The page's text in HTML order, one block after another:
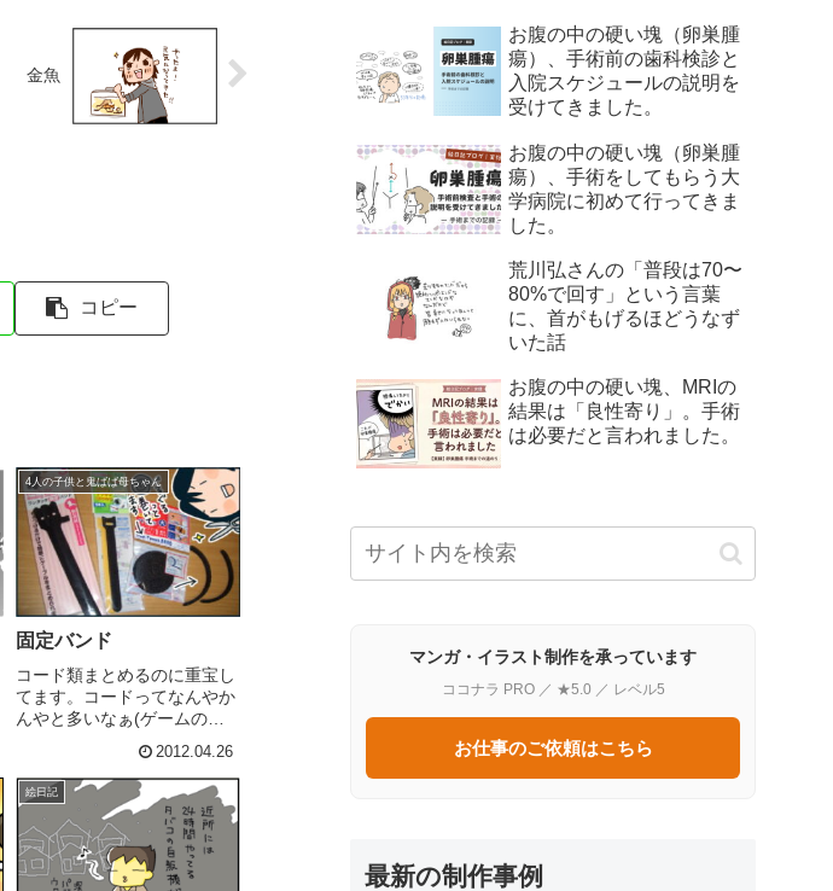
金魚
コピー
4人の子供と鬼ばば母ちゃん
固定バンド
コード類まとめるのに重宝し
てます。コードってなんやか
んやと多いなぁ(ゲームの充
結束バンド(*'∀'*)常にストッ
クww
2012.04.26
絵日記
お腹の中の硬い塊（卵巣腫
瘍）、手術前の歯科検診と
入院スケジュールの説明を
受けてきました。
お腹の中の硬い塊（卵巣腫
瘍）、手術をしてもらう大
学病院に初めて行ってきま
した。
荒川弘さんの「普段は70〜
80%で回す」という言葉
に、首がもげるほどうなず
いた話
お腹の中の硬い塊、MRIの
結果は「良性寄り」。手術
は必要だと言われました。
マンガ・イラスト制作を承っています
ココナラ PRO ／ ★5.0 ／ レベル5
お仕事のご依頼はこちら
最新の制作事例